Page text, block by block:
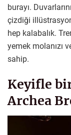
burayı.
çizdiği
hep kalabalık.
yemek molanızı
sahip.
Keyifle
Archea